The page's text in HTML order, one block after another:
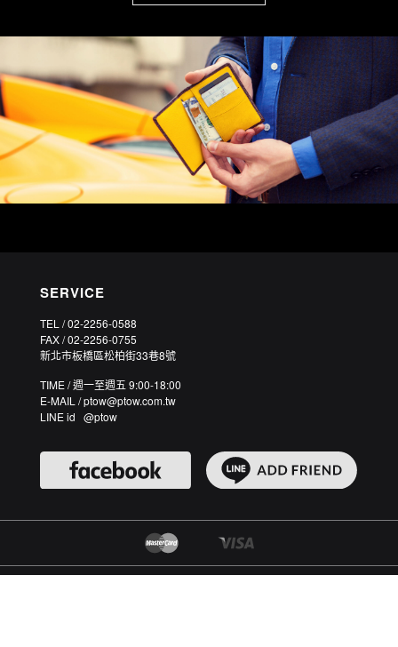
SERVICE
TEL / 02-2256-0588
FAX / 02-2256-0755
新北市板橋區松柏街33巷8號
TIME / 週一至週五 9:00-18:00
E-MAIL / ptow@ptow.com.tw
LINE id @ptow